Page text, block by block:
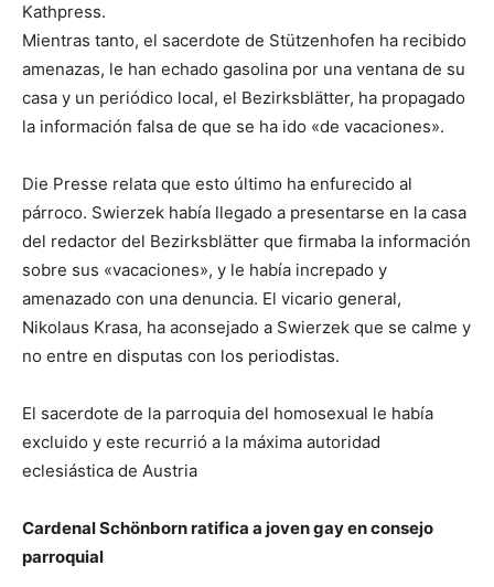
Kathpress.
Mientras tanto, el sacerdote de Stützenhofen ha recibido
amenazas, le han echado gasolina por una ventana de su
casa y un periódico local, el Bezirksblätter, ha propagado
la información falsa de que se ha ido «de vacaciones».
Die Presse relata que esto último ha enfurecido al
párroco. Swierzek había llegado a presentarse en la casa
del redactor del Bezirksblätter que firmaba la información
sobre sus «vacaciones», y le había increpado y
amenazado con una denuncia. El vicario general,
Nikolaus Krasa, ha aconsejado a Swierzek que se calme y
no entre en disputas con los periodistas.
El sacerdote de la parroquia del homosexual le había
excluido y este recurrió a la máxima autoridad
eclesiástica de Austria
Cardenal Schönborn ratifica a joven gay en consejo
parroquial